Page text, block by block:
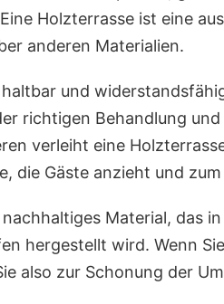
Holzterrasse ist eine
anderen Materialien.
und
richtigen Behandlung
verleiht eine
die Gäste anzieht und
Material, das
hergestellt wird. Wenn
also zur Schonung der